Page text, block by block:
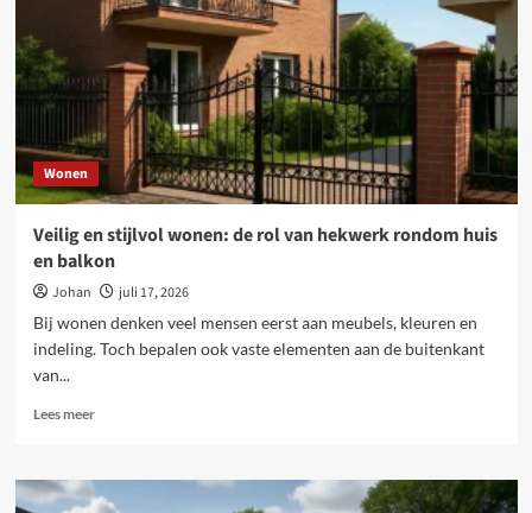
voor
gezonde
groei
en
dierenwelzijn
Wonen
Veilig en stijlvol wonen: de rol van hekwerk rondom huis
en balkon
Johan
juli 17, 2026
Bij wonen denken veel mensen eerst aan meubels, kleuren en
indeling. Toch bepalen ook vaste elementen aan de buitenkant
van...
Lees meerLees
Veilig
en